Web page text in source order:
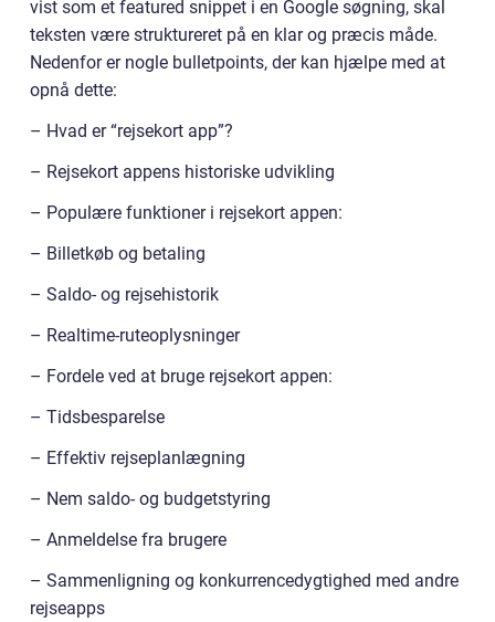
vist som et featured snippet i en Google søgning, skal
teksten være struktureret på en klar og præcis måde.
Nedenfor er nogle bulletpoints, der kan hjælpe med at
opnå dette:
– Hvad er “rejsekort app”?
– Rejsekort appens historiske udvikling
– Populære funktioner i rejsekort appen:
– Billetkøb og betaling
– Saldo- og rejsehistorik
– Realtime-ruteoplysninger
– Fordele ved at bruge rejsekort appen:
– Tidsbesparelse
– Effektiv rejseplanlægning
– Nem saldo- og budgetstyring
– Anmeldelse fra brugere
– Sammenligning og konkurrencedygtighed med andre
rejseapps